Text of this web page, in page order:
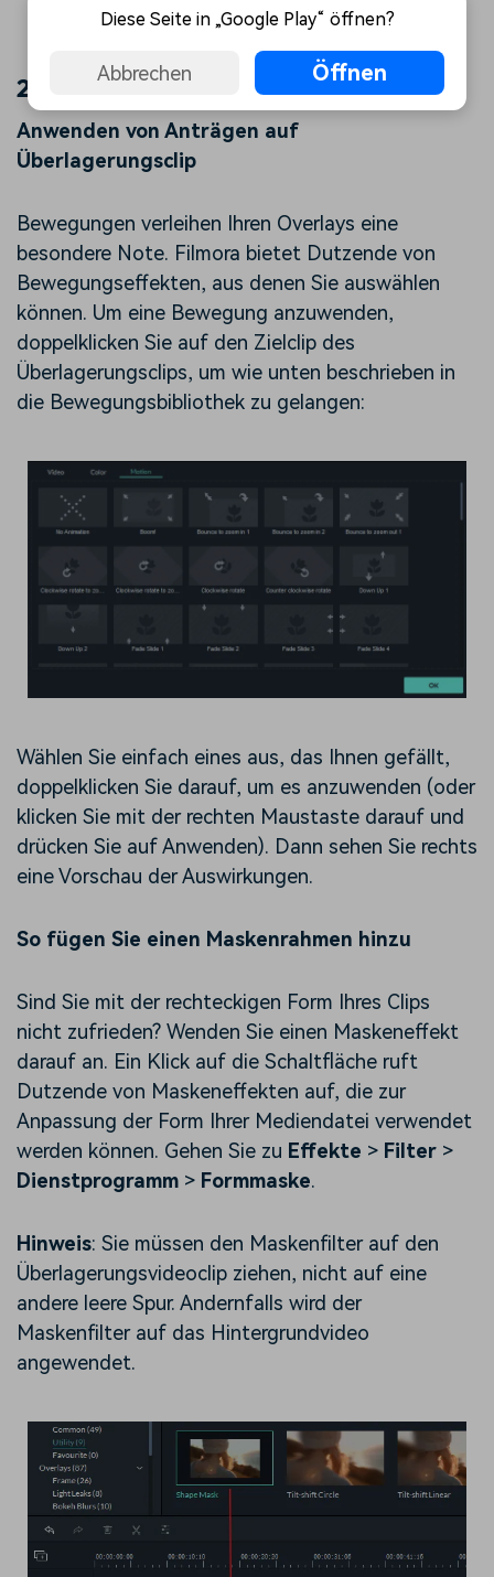
2. Überlagerungsclip modifizieren
Anwenden von Anträgen auf
Überlagerungsclip
Bewegungen verleihen Ihren Overlays eine
besondere Note. Filmora bietet Dutzende von
Bewegungseffekten, aus denen Sie auswählen
können. Um eine Bewegung anzuwenden,
doppelklicken Sie auf den Zielclip des
Überlagerungsclips, um wie unten beschrieben in
die Bewegungsbibliothek zu gelangen:
Wählen Sie einfach eines aus, das Ihnen gefällt,
doppelklicken Sie darauf, um es anzuwenden (oder
klicken Sie mit der rechten Maustaste darauf und
drücken Sie auf Anwenden). Dann sehen Sie rechts
eine Vorschau der Auswirkungen.
So fügen Sie einen Maskenrahmen hinzu
Sind Sie mit der rechteckigen Form Ihres Clips
nicht zufrieden? Wenden Sie einen Maskeneffekt
darauf an. Ein Klick auf die Schaltfläche ruft
Dutzende von Maskeneffekten auf, die zur
Anpassung der Form Ihrer Mediendatei verwendet
werden können. Gehen Sie zu Effekte > Filter >
Dienstprogramm > Formmaske.
Hinweis: Sie müssen den Maskenfilter auf den
Überlagerungsvideoclip ziehen, nicht auf eine
andere leere Spur. Andernfalls wird der
Maskenfilter auf das Hintergrundvideo
angewendet.
Diese Seite in „Google Play“ öffnen?
Abbrechen Öffnen